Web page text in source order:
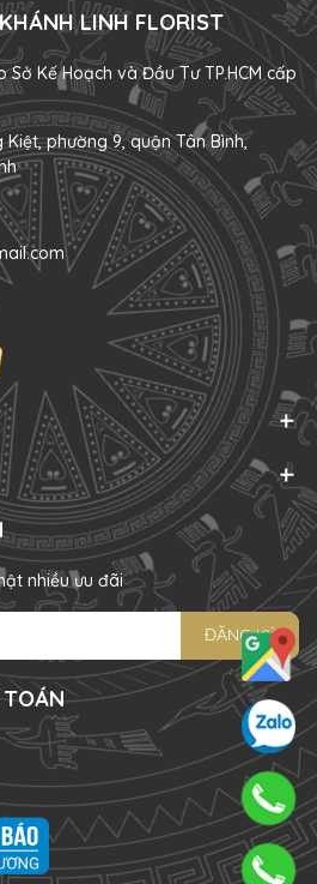
LINH FLORIST
Sở Kế Hoạch và Đầu Tư TP.HCM cấp
phường 9, quận Tân Bình,
nhiều ưu đãi
ĐĂNG KÝ